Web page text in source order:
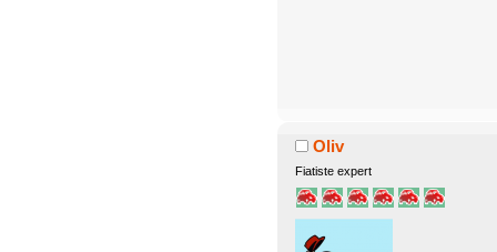
Oliv
Fiatiste expert